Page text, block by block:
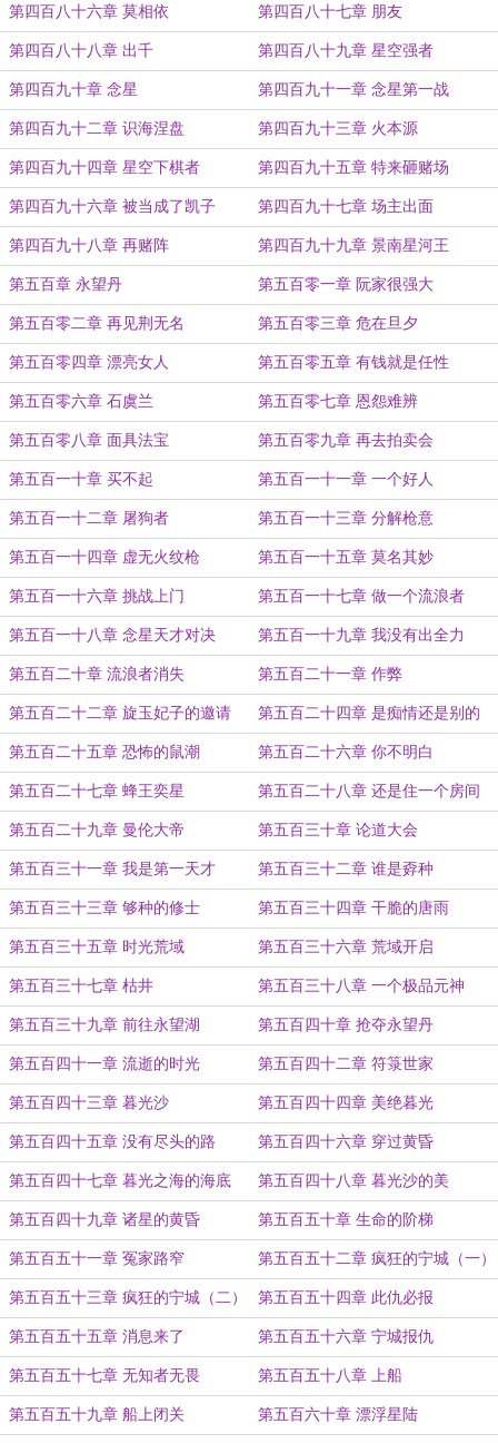
第四百八十六章 莫相依 第四百八十七章 朋友
第四百八十八章 出千 第四百八十九章 星空强者
第四百九十章 念星 第四百九十一章 念星第一战
第四百九十二章 识海涅盘 第四百九十三章 火本源
第四百九十四章 星空下棋者 第四百九十五章 特来砸赌场
第四百九十六章 被当成了凯子 第四百九十七章 场主出面
第四百九十八章 再赌阵 第四百九十九章 景南星河王
第五百章 永望丹 第五百零一章 阮家很强大
第五百零二章 再见荆无名 第五百零三章 危在旦夕
第五百零四章 漂亮女人 第五百零五章 有钱就是任性
第五百零六章 石虞兰 第五百零七章 恩怨难辨
第五百零八章 面具法宝 第五百零九章 再去拍卖会
第五百一十章 买不起 第五百一十一章 一个好人
第五百一十二章 屠狗者 第五百一十三章 分解枪意
第五百一十四章 虚无火纹枪 第五百一十五章 莫名其妙
第五百一十六章 挑战上门 第五百一十七章 做一个流浪者
第五百一十八章 念星天才对决 第五百一十九章 我没有出全力
第五百二十章 流浪者消失 第五百二十一章 作弊
第五百二十二章 旋玉妃子的邀请 第五百二十四章 是痴情还是别的
第五百二十五章 恐怖的鼠潮 第五百二十六章 你不明白
第五百二十七章 蜂王奕星 第五百二十八章 还是住一个房间
第五百二十九章 曼伦大帝 第五百三十章 论道大会
第五百三十一章 我是第一天才 第五百三十二章 谁是孬种
第五百三十三章 够种的修士 第五百三十四章 干脆的唐雨
第五百三十五章 时光荒域 第五百三十六章 荒域开启
第五百三十七章 枯井 第五百三十八章 一个极品元神
第五百三十九章 前往永望湖 第五百四十章 抢夺永望丹
第五百四十一章 流逝的时光 第五百四十二章 符箓世家
第五百四十三章 暮光沙 第五百四十四章 美绝暮光
第五百四十五章 没有尽头的路 第五百四十六章 穿过黄昏
第五百四十七章 暮光之海的海底 第五百四十八章 暮光沙的美
第五百四十九章 诸星的黄昏 第五百五十章 生命的阶梯
第五百五十一章 冤家路窄 第五百五十二章 疯狂的宁城（一）
第五百五十三章 疯狂的宁城（二） 第五百五十四章 此仇必报
第五百五十五章 消息来了 第五百五十六章 宁城报仇
第五百五十七章 无知者无畏 第五百五十八章 上船
第五百五十九章 船上闭关 第五百六十章 漂浮星陆